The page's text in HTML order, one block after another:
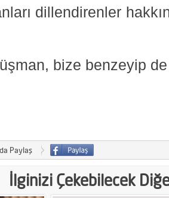
dillendirenler
bize benzeyip
Paylaş
İlginizi Çekebilecek